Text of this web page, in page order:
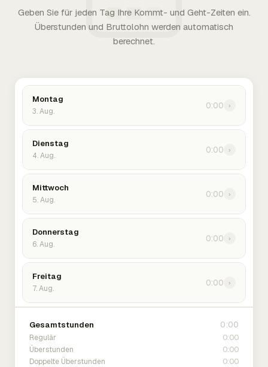
Geben Sie für jeden Tag Ihre Kommt- und Geht-Zeiten ein.
Überstunden und Bruttolohn werden automatisch
berechnet.
Montag
3. Aug.
0:00 ›
Dienstag
4. Aug.
0:00 ›
Mittwoch
5. Aug.
0:00 ›
Donnerstag
6. Aug.
0:00 ›
Freitag
7. Aug.
0:00 ›
Gesamtstunden 0:00
Regulär 0:00
Überstunden 0:00
Doppelte Überstunden 0:00